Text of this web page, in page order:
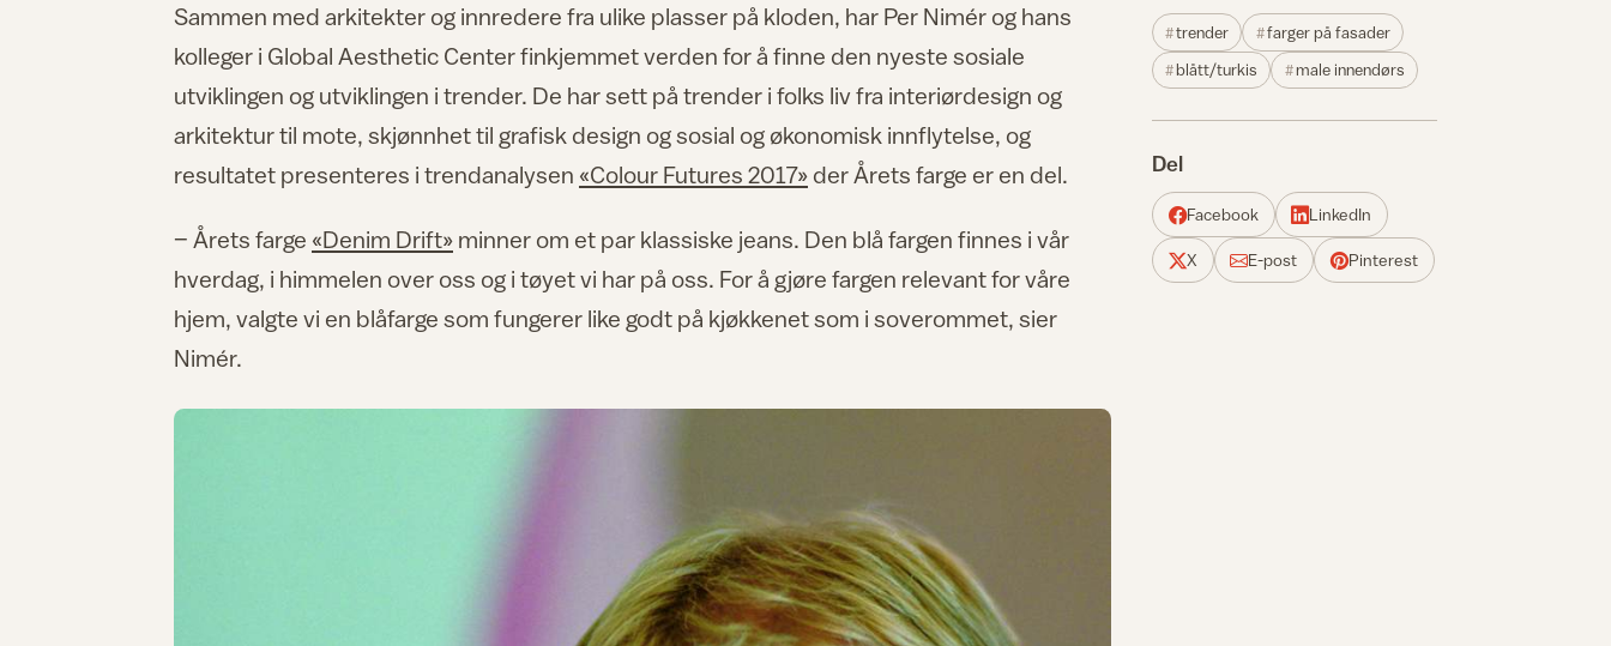
Sammen med arkitekter og innredere fra ulike plasser på kloden, har Per Nimér og hans
kolleger i Global Aesthetic Center finkjemmet verden for å finne den nyeste sosiale
utviklingen og utviklingen i trender. De har sett på trender i folks liv fra interiørdesign og
arkitektur til mote, skjønnhet til grafisk design og sosial og økonomisk innflytelse, og
resultatet presenteres i trendanalysen «Colour Futures 2017» der Årets farge er en del.
– Årets farge «Denim Drift» minner om et par klassiske jeans. Den blå fargen finnes i vår
hverdag, i himmelen over oss og i tøyet vi har på oss. For å gjøre fargen relevant for våre
hjem, valgte vi en blåfarge som fungerer like godt på kjøkkenet som i soverommet, sier
Nimér.
trender
farger på fasader
blått/turkis
male innendørs
Del
Facebook LinkedIn
X E-post Pinterest